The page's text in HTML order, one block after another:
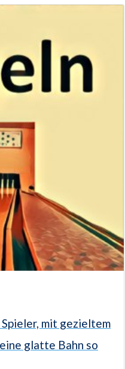
mit gezieltem
glatte Bahn so